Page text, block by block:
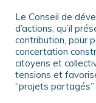
Le Conseil de
d’actions, qu’il
contribution, pour
concertation
citoyens et
tensions et
“projets partagés”